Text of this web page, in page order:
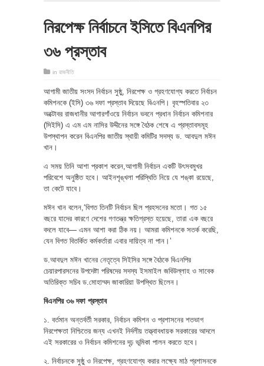
নিরপেক্ষ নির্বাচনে ইসিতে বিএনপির
৩৬ প্রস্তাব
in রাজনীতি
আগামী জাতীয় সংসদ নির্বাচন সুষ্ঠু, নিরপেক্ষ ও গ্রহণযোগ্য করতে নির্বাচন
কমিশনকে (ইসি) ৩৬ দফা প্রস্তাব দিয়েছে বিএনপি। বৃহস্পতিবার ২৩
অক্টোবর রাজধানীর আগারগাঁওয়ে নির্বাচন ভবনে প্রধান নির্বাচন কমিশনার
(সিইসি) এ এম এম নাসির উদ্দীনের সঙ্গে বৈঠক শেষে এ প্রস্তাবসমূহ
উপস্থাপন করেন বিএনপির জাতীয় স্থায়ী কমিটির সদস্য ড. আবদুল মঈন
খান।
এ সময় তিনি আশা প্রকাশ করেন,আগামী নির্বাচন একটি উৎসবমুখর
পরিবেশে অনুষ্ঠিত হবে। আইনশৃঙ্খলা পরিস্থিতি নিয়ে যে শঙ্কা রয়েছে,
তা কেটে যাবে।
মঈন খান বলেন,‘বিগত তিনটি নির্বাচন ছিল প্রহসনের মতো। গত ১৫
বছরে যাদের কারণে দেশের গণতন্ত্র ক্ষতিগ্রস্ত হয়েছে, তারা এক বছরে
বদলে যাবে— এমন আশা করা ঠিক নয়। আমরা কমিশনকে সতর্ক করেছি,
যেন বিগত বিতর্কিত কর্মকর্তারা এবার দায়িত্ব না পান।’
ড.আবদুল মঈন খানের নেতৃত্বে সিইসির সঙ্গে বৈঠকে বিএনপির
চেয়ারপারসনের উপদেষ্টা পরিষদের সদস্য ইসমাইল জবিউল্লাহ ও সাবেক
অতিরিক্ত সচিব ড.মোহাম্মদ জাকারিয়া উপস্থিত ছিলেন।
বিএনপির ৩৬ দফা প্রস্তাব
১. বর্তমান অন্তর্বর্তী সরকার, নির্বাচন কমিশন ও প্রশাসনের শতভাগ
নিরপেক্ষতা নিশ্চিতের জন্য এখনই নির্দলীয় তত্ত্বাবধায়ক সরকারের আদলে
এই সরকারের ও নির্বাচন কমিশনের দৃঢ় ভূমিকা পালন করতে হবে।
২. নির্বাচনকে সুষ্ঠু ও নিরপেক্ষ, গ্রহণযোগ্য করার লক্ষ্যে মাঠ প্রশাসনকে